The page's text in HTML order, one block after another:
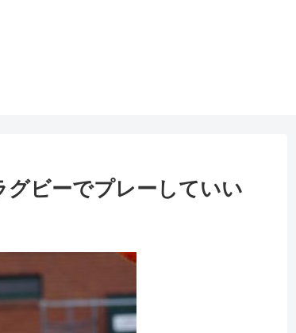
グビーでプレーしていい